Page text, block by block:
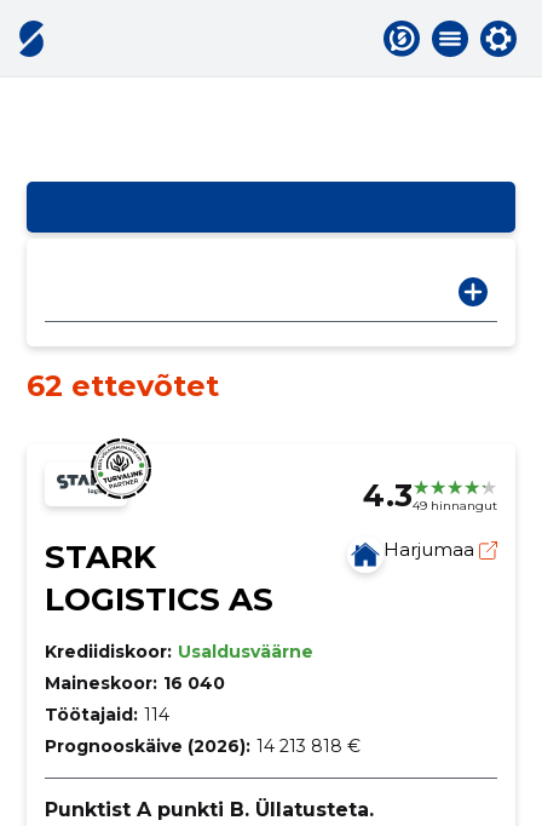
62 ettevõtet
4.349 hinnangut
STARK
LOGISTICS AS
Harjumaa
Krediidiskoor: Usaldusväärne
Maineskoor: 16 040
Töötajaid: 114
Prognooskäive (2026): 14 213 818 €
Punktist A punkti B. Üllatusteta.